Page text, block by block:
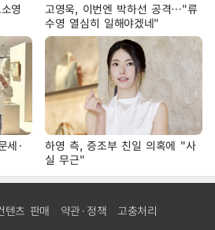
영
고영욱, 이번엔 박하선 공격…"류
수영 열심히 일해야겠네"
세·
하영 측, 증조부 친일 의혹에 "사
실 무근"
텐츠 판매 약관·정책 고충처리